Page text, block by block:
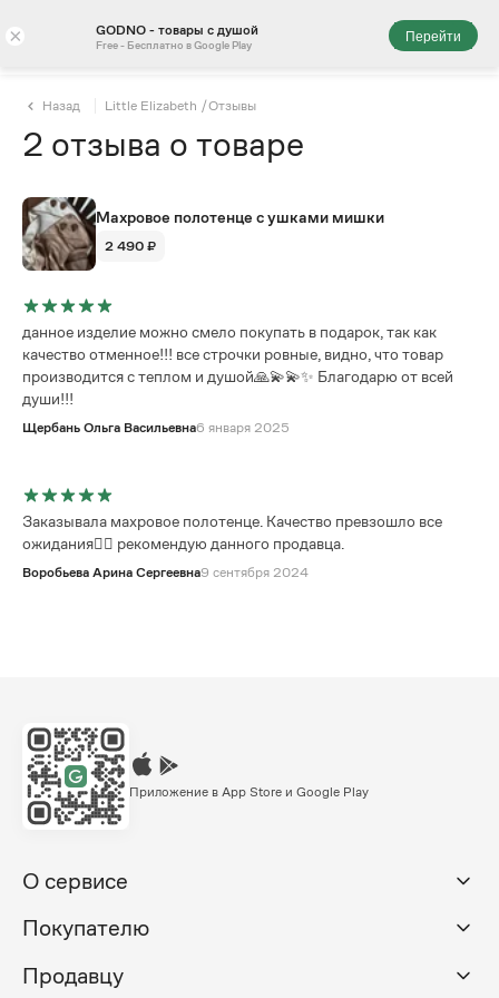
× GODNO - товары с душой
Free - Бесплатно в Google Play
Перейти
Назад Little Elizabeth /Отзывы
2 отзыва о товаре
Махровое полотенце с ушками мишки
2 490 ₽
данное изделие можно смело покупать в подарок, так как
качество отменное!!! все строчки ровные, видно, что товар
производится с теплом и душой🙏💫💫✨ Благодарю от всей
души!!!
Щербань Ольга Васильевна6 января 2025
Заказывала махровое полотенце. Качество превзошло все
ожидания👍🏼 рекомендую данного продавца.
Воробьева Арина Сергеевна9 сентября 2024
Приложение в App Store и Google Play
О сервисе
Покупателю
Продавцу